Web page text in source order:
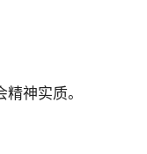
神实质。